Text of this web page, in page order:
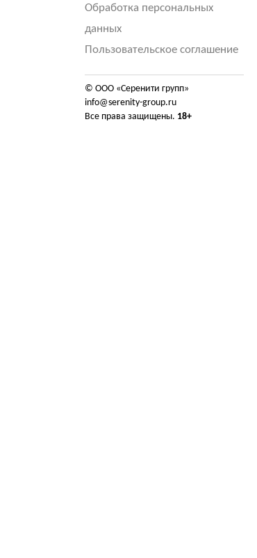
Обработка персональных
данных
Пользовательское соглашение
© ООО «Серенити групп»
info@serenity-group.ru
Все права защищены. 18+